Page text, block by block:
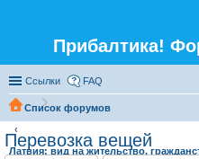
Прибалтика!
Ссылки FAQ
Список форумов
Латвия: вид на жительство,
Перевозка вещей